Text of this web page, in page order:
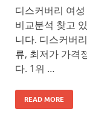
디스커버리 여
비교분석 찾고
니다. 디스커버
류, 최저가 가격
다. 1위 …
READ MORE